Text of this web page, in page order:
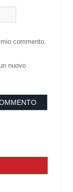
commento.
nuovo